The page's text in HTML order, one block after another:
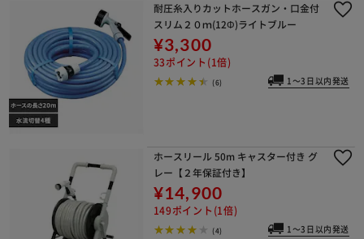
耐圧糸入りカットホースガン・口金付
スリム２０ｍ(12Φ)ライトブルー
¥3,300
33ポイント(1倍)
(6) 1～3日以内発送
ホースリール 50m キャスター付き グ
レー【２年保証付き】
¥14,900
149ポイント(1倍)
(4) 1～3日以内発送